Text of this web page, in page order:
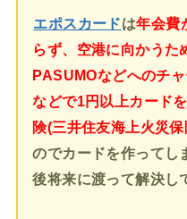
エポスカードは年会費
らず、空港に向かう
PASUMOなどへのチ
などで1円以上カード
険(三井住友海上火災
のでカードを作ってし
後将来に渡って解決し